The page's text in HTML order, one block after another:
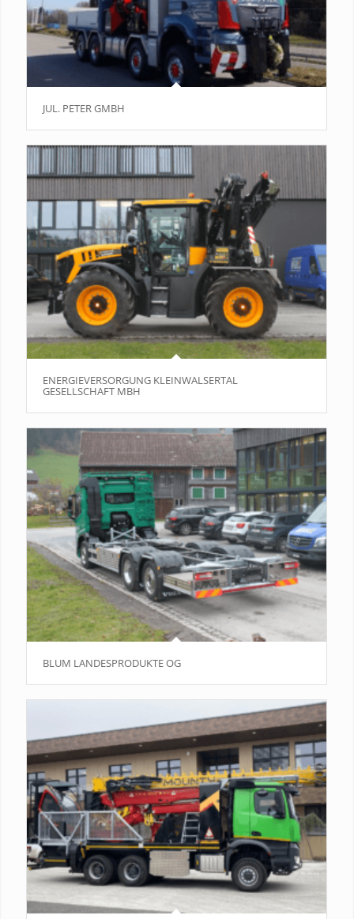
JUL. PETER GMBH
ENERGIEVERSORGUNG KLEINWALSERTAL
GESELLSCHAFT MBH
BLUM LANDESPRODUKTE OG